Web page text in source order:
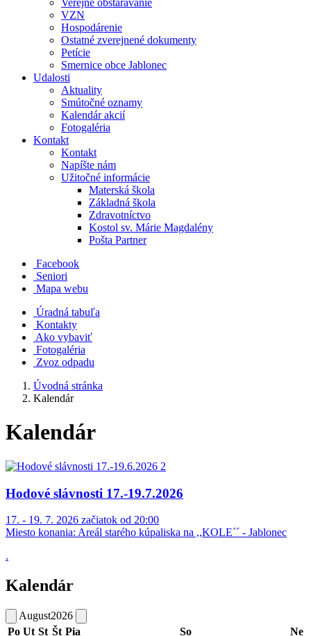
Verejné obstarávanie
VZN
Hospodárenie
Ostatné zverejnené dokumenty
Petície
Smernice obce Jablonec
Udalosti
Aktuality
Smútočné oznamy
Kalendár akcií
Fotogaléria
Kontakt
Kontakt
Napíšte nám
Užitočné informácie
Materská škola
Základná škola
Zdravotníctvo
Kostol sv. Márie Magdalény
Pošta Partner
Facebook
Seniori
Mapa webu
Úradná tabuľa
Kontakty
Ako vybaviť
Fotogaléria
Zvoz odpadu
Úvodná stránka
Kalendár
Kalendár
Hodové slávnosti 17.-19.7.2026
17. - 19. 7. 2026 začiatok od 20:00
Miesto konania: Areál starého kúpaliska na ,,KOLE´´ - Jablonec
.
Kalendár
August2026
Po Ut St Št Pia So Ne